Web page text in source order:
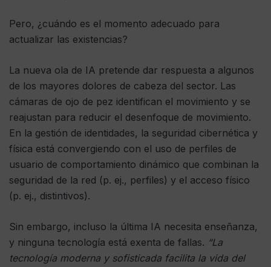
Pero, ¿cuándo es el momento adecuado para
actualizar las existencias?
La nueva ola de IA pretende dar respuesta a algunos
de los mayores dolores de cabeza del sector. Las
cámaras de ojo de pez identifican el movimiento y se
reajustan para reducir el desenfoque de movimiento.
En la gestión de identidades, la seguridad cibernética y
física está convergiendo con el uso de perfiles de
usuario de comportamiento dinámico que combinan la
seguridad de la red (p. ej., perfiles) y el acceso físico
(p. ej., distintivos).
Sin embargo, incluso la última IA necesita enseñanza,
y ninguna tecnología está exenta de fallas. “La
tecnología moderna y sofisticada facilita la vida del